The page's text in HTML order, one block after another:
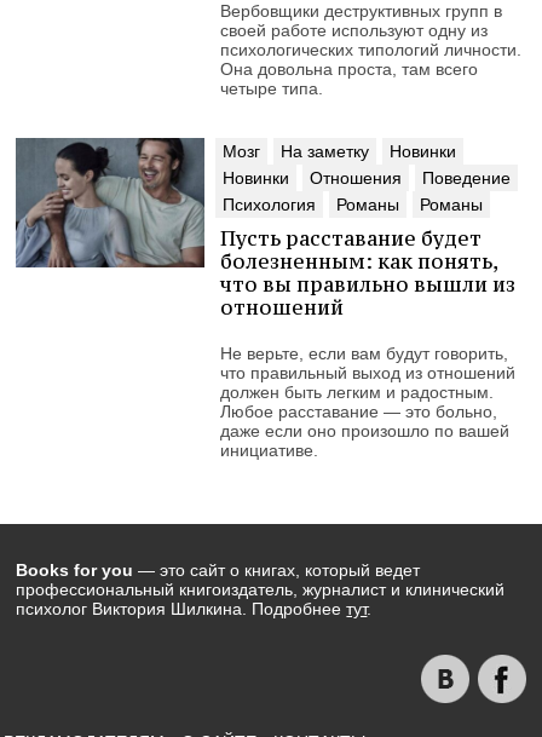
Вербовщики деструктивных групп в
своей работе используют одну из
психологических типологий личности.
Она довольна проста, там всего
четыре типа.
Мозг На заметку
Новинки
Новинки
Отношения
Поведение
Психология
Романы Романы
Пусть расставание будет
болезненным: как понять,
что вы правильно вышли из
отношений
Не верьте, если вам будут говорить,
что правильный выход из отношений
должен быть легким и радостным.
Любое расставание — это больно,
даже если оно произошло по вашей
инициативе.
Books for you — это сайт о книгах, который ведет
профессиональный книгоиздатель, журналист и клинический
психолог Виктория Шилкина. Подробнеетут.